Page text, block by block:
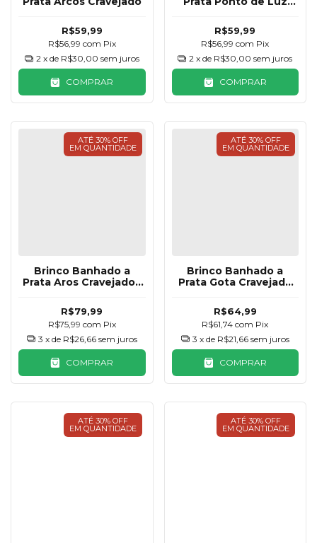
R$59,99
R$56,99 com Pix
2 x de R$30,00 sem juros
COMPRAR
R$59,99
R$56,99com Pix
2 x de R$30,00 sem juros
COMPRAR
ATÉ 30% OFF
EM QUANTIDADE
Brinco Banhado a
Prata Aros Cravejados
R$79,99
R$75,99 com Pix
3 x de R$26,66 sem juros
COMPRAR
ATÉ 30% OFF
EM QUANTIDADE
Brinco Banhado a
Prata Gota Cravejada
R$64,99
R$61,74com Pix
3 x de R$21,66 sem juros
COMPRAR
ATÉ 30% OFF
EM QUANTIDADE
ATÉ 30% OFF
EM QUANTIDADE